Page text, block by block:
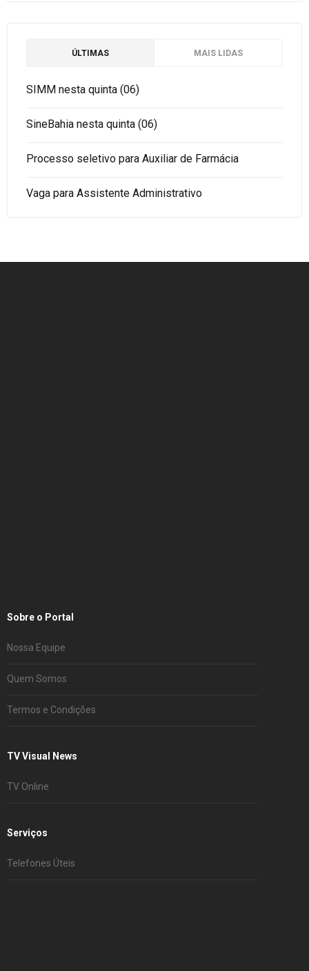
ÚLTIMAS MAIS LIDAS
SIMM nesta quinta (06)
SineBahia nesta quinta (06)
Processo seletivo para Auxiliar de Farmácia
Vaga para Assistente Administrativo
Sobre o Portal
Nossa Equipe
Quem Somos
Termos e Condições
TV Visual News
TV Online
Serviços
Telefones Úteis